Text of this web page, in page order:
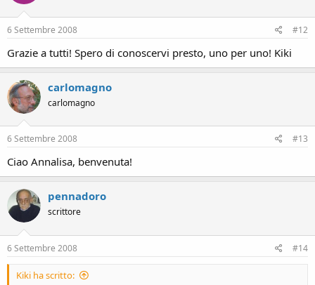
6 Settembre 2008 #12
Grazie a tutti! Spero di conoscervi presto, uno per uno! Kiki
carlomagno
carlomagno
6 Settembre 2008 #13
Ciao Annalisa, benvenuta!
pennadoro
scrittore
6 Settembre 2008 #14
Kiki ha scritto: